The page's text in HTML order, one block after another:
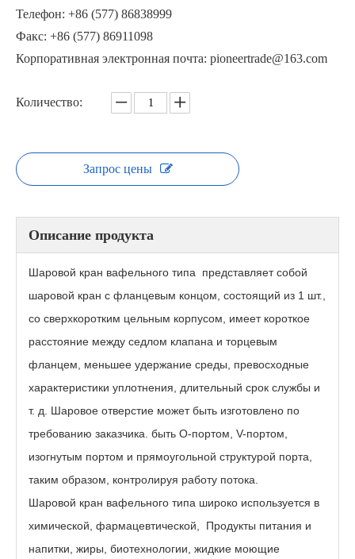
Телефон: +86 (577) 86838999
Факс: +86 (577) 86911098
Корпоративная электронная почта: pioneertrade@163.com
Количество:
Запрос цены
Описание продукта
Шаровой кран вафельного типа представляет собой
шаровой кран с фланцевым концом, состоящий из 1 шт.,
со сверхкоротким цельным корпусом, имеет короткое
расстояние между седлом клапана и торцевым
фланцем, меньшее удержание среды, превосходные
характеристики уплотнения, длительный срок службы и
т. д. Шаровое отверстие может быть изготовлено по
требованию заказчика. быть O-портом, V-портом,
изогнутым портом и прямоугольной структурой порта,
таким образом, контролируя работу потока.
Шаровой кран вафельного типа широко используется в
химической, фармацевтической, Продукты питания и
напитки, жиры, биотехнологии, жидкие моющие